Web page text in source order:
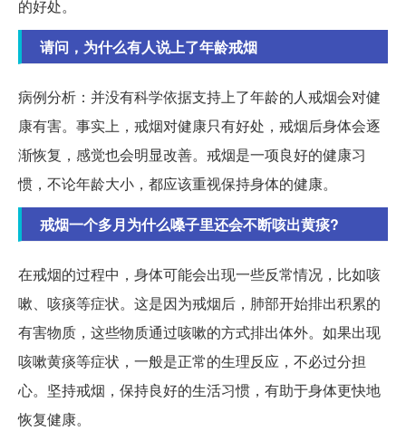
的好处。
请问，为什么有人说上了年龄戒烟
病例分析：并没有科学依据支持上了年龄的人戒烟会对健
康有害。事实上，戒烟对健康只有好处，戒烟后身体会逐
渐恢复，感觉也会明显改善。戒烟是一项良好的健康习
惯，不论年龄大小，都应该重视保持身体的健康。
戒烟一个多月为什么嗓子里还会不断咳出黄痰?
在戒烟的过程中，身体可能会出现一些反常情况，比如咳
嗽、咳痰等症状。这是因为戒烟后，肺部开始排出积累的
有害物质，这些物质通过咳嗽的方式排出体外。如果出现
咳嗽黄痰等症状，一般是正常的生理反应，不必过分担
心。坚持戒烟，保持良好的生活习惯，有助于身体更快地
恢复健康。